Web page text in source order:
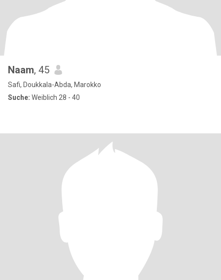
Naam, 45
Safi, Doukkala-Abda, Marokko
Suche: Weiblich 28 - 40